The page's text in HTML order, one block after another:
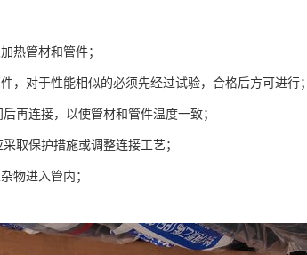
热管材和管件；
，对于性能相似的必须先经过试验，合格后方可进行；
再连接，以使管材和管件温度一致；
取保护措施或调整连接工艺；
物进入管内；